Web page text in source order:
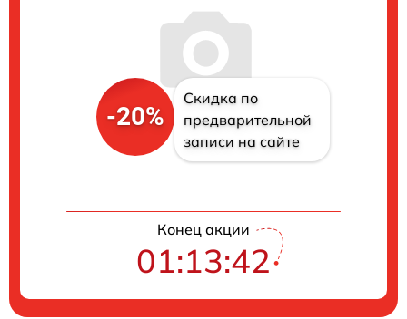
-20%
Скидка по
предварительной
записи на сайте
Конец акции
01:13:41